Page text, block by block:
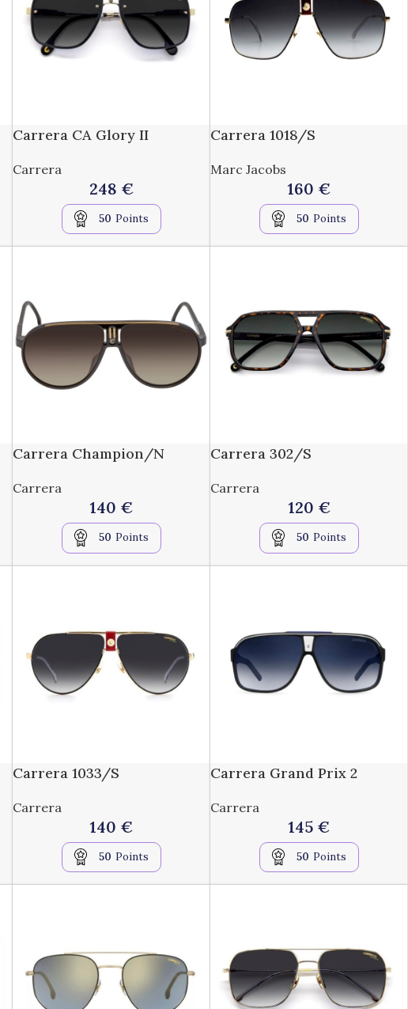
Carrera CA Glory II
Carrera
248 €
50 Points
Carrera 1018/S
Marc Jacobs
160 €
50 Points
Carrera Champion/N
Carrera
140 €
50 Points
Carrera 302/S
Carrera
120 €
50 Points
Carrera 1033/S
Carrera
140 €
50 Points
Carrera Grand Prix 2
Carrera
145 €
50 Points